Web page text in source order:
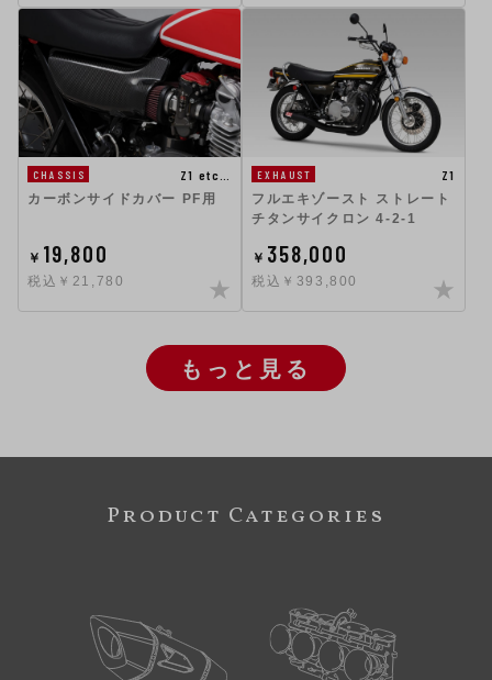
CHASSIS
Z1 etc…
カーボンサイドカバー PF用
￥ 19,800
税込￥21,780
EXHAUST
Z1
フルエキゾースト ストレート
チタンサイクロン 4-2-1
￥ 358,000
税込￥393,800
もっと見る
Product Categories